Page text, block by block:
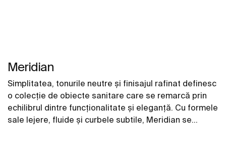
Meridian
Simplitatea, tonurile neutre și finisajul rafinat definesc
o colecție de obiecte sanitare care se remarcă prin
echilibrul dintre funcționalitate și eleganță. Cu formele
sale lejere, fluide și curbele subtile, Meridian se